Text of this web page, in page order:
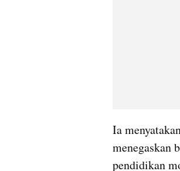
Ia
menegaskan
pendidikan